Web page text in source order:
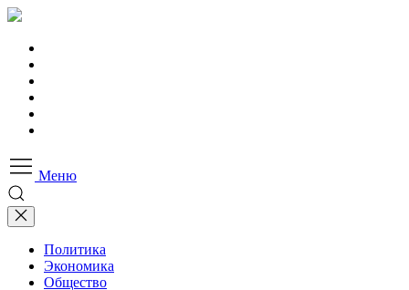
Меню
Политика
Экономика
Общество